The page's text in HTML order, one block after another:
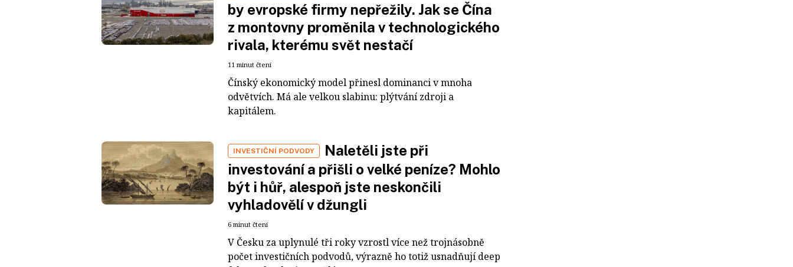
by evropské firmy nepřežily. Jak se Čína
z montovny proměnila v technologického
rivala, kterému svět nestačí
11 minut čtení
Čínský ekonomický model přinesl dominanci v mnoha
odvětvích. Má ale velkou slabinu: plýtvání zdroji a
kapitálem.
INVESTIČNÍ PODVODY
Naletěli jste při
investování a přišli o velké peníze? Mohlo
být i hůř, alespoň jste neskončili
vyhladovělí v džungli
6 minut čtení
V Česku za uplynulé tři roky vzrostl více než trojnásobně
počet investičních podvodů, výrazně ho totiž usnadňují deep